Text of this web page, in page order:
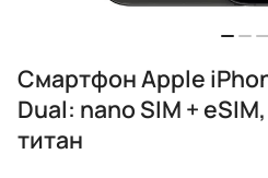
Смартфон Apple
Dual: nano SIM +
титан